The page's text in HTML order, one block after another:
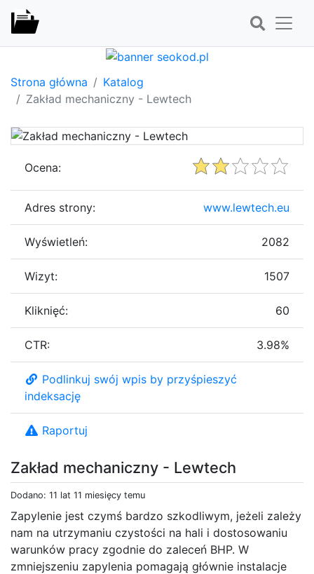
Strona główna
Katalog
Zakład mechaniczny - Lewtech
Zakład mechaniczny - Lewtech
Dodano: 11 lat 11 miesięcy temu
Zapylenie jest czymś bardzo szkodliwym, jeżeli zależy
nam na utrzymaniu czystości na hali i dostosowaniu
warunków pracy zgodnie do zaleceń BHP. W
zmniejszeniu zapylenia pomagają głównie instalacje
Ocena:
Adres strony: www.lewtech.eu
Wyświetleń: 2082
Wizyt: 1507
Kliknięć: 60
CTR: 3.98%
Podlinkuj swój wpis by przyśpieszyć
indeksację
Raportuj